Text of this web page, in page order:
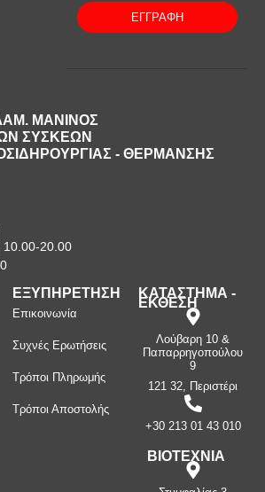
ΕΓΓΡΑΦΗ
ΜΑΝΙΝΟΣ
ΣΥΣΚΕΩΝ
- ΘΕΡΜΑΝΣΗΣ
10.00-20.00
ΕΞΥΠΗΡΕΤΗΣΗ
Επικοινωνία
Συχνές Ερωτήσεις
Τρόποι Πληρωμής
Τρόποι Αποστολής
ΚΑΤΑΣΤΗΜΑ -
ΕΚΘΕΣΗ
Λούβαρη 10 &
Παπαρρηγοπούλου
9
121 32, Περιστέρι
+30 213 01 43 010
ΒΙΟΤΕΧΝΙΑ